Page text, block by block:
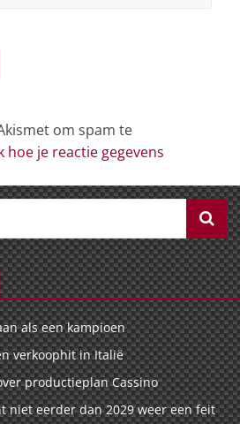
om spam te
hoe je reactie gegevens
als een kampioen
verkoophit in Italië
productieplan Cassino
niet eerder dan 2029 weer een feit